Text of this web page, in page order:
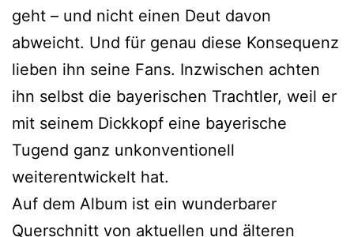
geht – und nicht einen Deut davon
abweicht. Und für genau diese Konsequenz
lieben ihn seine Fans. Inzwischen achten
ihn selbst die bayerischen Trachtler, weil er
mit seinem Dickkopf eine bayerische
Tugend ganz unkonventionell
weiterentwickelt hat.
Auf dem Album ist ein wunderbarer
Querschnitt von aktuellen und älteren